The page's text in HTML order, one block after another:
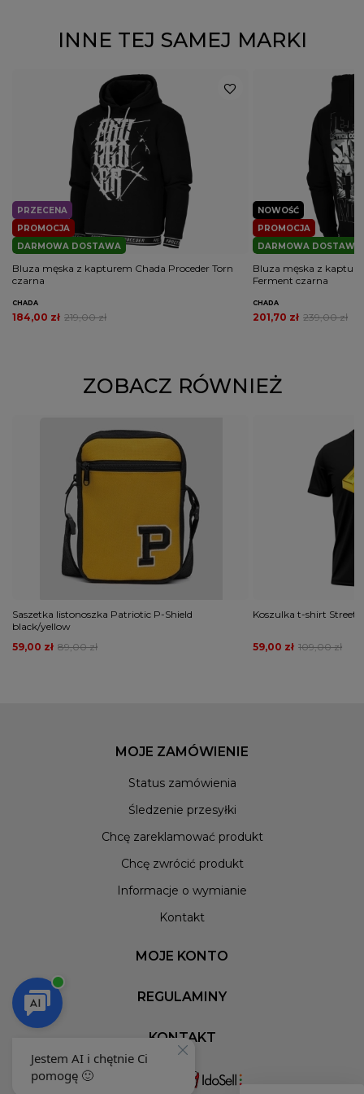
INNE TEJ SAMEJ MARKI
PROMOCJA
PRZECENA
DARMOWA DOSTAWA
Bluza męska z kapturem Chada Proceder Torn
czarna
CHADA
219,00 zł
184,00 zł
PROMOCJA
NOWOŚĆ
DARMOWA DOSTAWA
Bluza męska z
Ferment czarna
CHADA
239,00 zł
201,70 zł
ZOBACZ RÓWNIEŻ
Saszetka listonoszka Patriotic P-Shield
black/yellow
89,00 zł
59,00 zł
Koszulka t-shirt Street
109,00 zł
59,00 zł
MOJE ZAMÓWIENIE
Status zamówienia
Śledzenie przesyłki
Chcę zareklamować produkt
Chcę zwrócić produkt
Informacje o wymianie
Kontakt
MOJE KONTO
REGULAMINY
KONTAKT